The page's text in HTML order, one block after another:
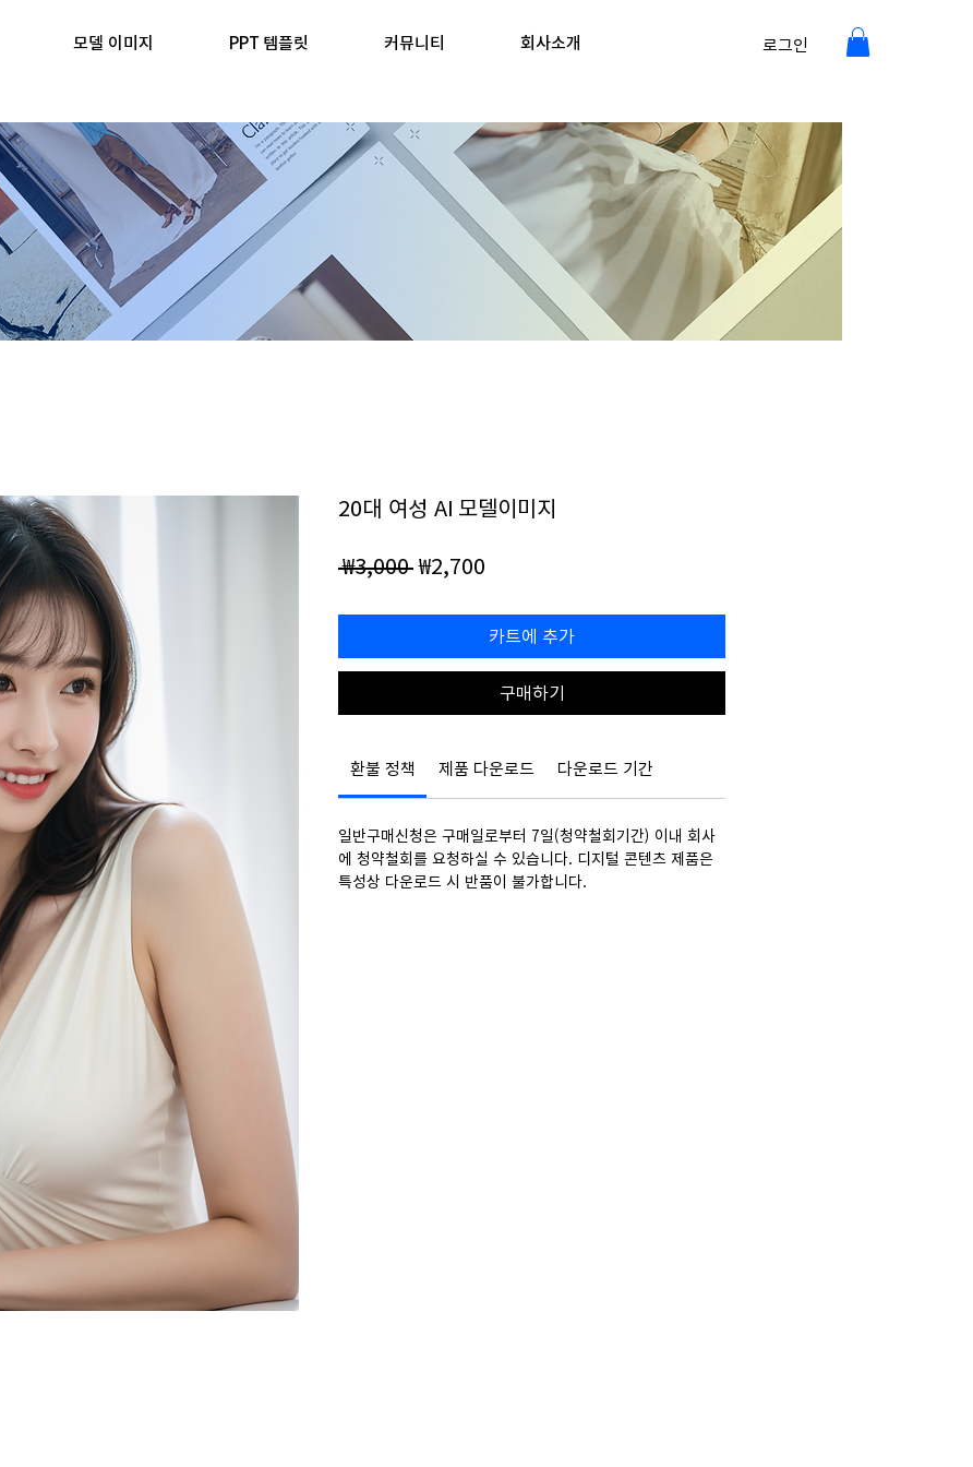
모델 이미지 PPT 템플릿 커뮤니티 회사소개 로그인
20대 여성 AI 모델이미지
₩3,000 일
가
₩2,700
가
카트에 추가
구매하기
환불 정책 제품 다운로드 다운로드 기간
일반구매신청은 구매일로부터 7일(청약철회기간) 이내 회사
에 청약철회를 요청하실 수 있습니다. 디지털 콘텐츠 제품은
특성상 다운로드 시 반품이 불가합니다.